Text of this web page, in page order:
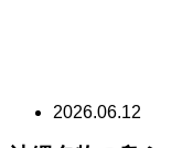
2026.06.12